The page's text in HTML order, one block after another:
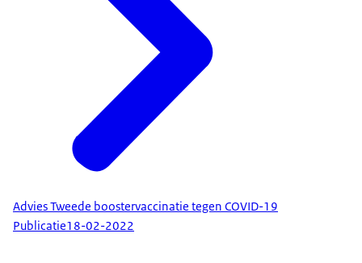
Advies Tweede boostervaccinatie tegen COVID-19
Publicatie18-02-2022